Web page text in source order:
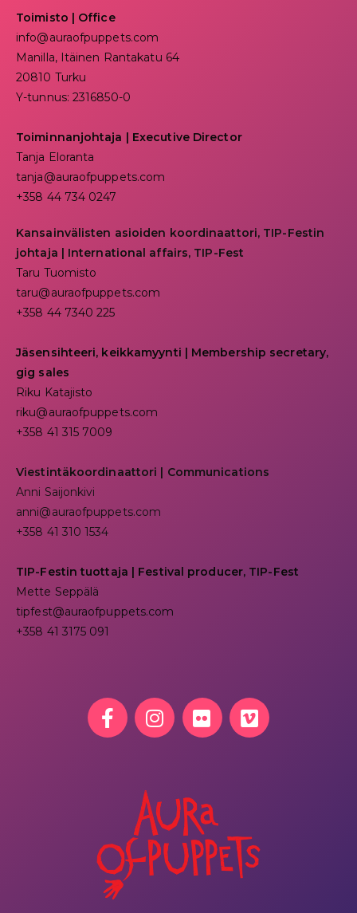
Toimisto | Office
info@auraofpuppets.com
Manilla, Itäinen Rantakatu 64
20810 Turku
Y-tunnus: 2316850-0
Toiminnanjohtaja | Executive Director
Tanja Eloranta
tanja@auraofpuppets.com
+358 44 734 0247
Kansainvälisten asioiden koordinaattori, TIP-Festin
johtaja | International affairs, TIP-Fest
Taru Tuomisto
taru@auraofpuppets.com
+358 44 7340 225
Jäsensihteeri, keikkamyynti | Membership secretary,
gig sales
Riku Katajisto
riku@auraofpuppets.com
+358 41 315 7009
Viestintäkoordinaattori | Communications
Anni Saijonkivi
anni@auraofpuppets.com
+358 41 310 1534
TIP-Festin tuottaja | Festival producer, TIP-Fest
Mette Seppälä
tipfest@auraofpuppets.com
+358 41 3175 091